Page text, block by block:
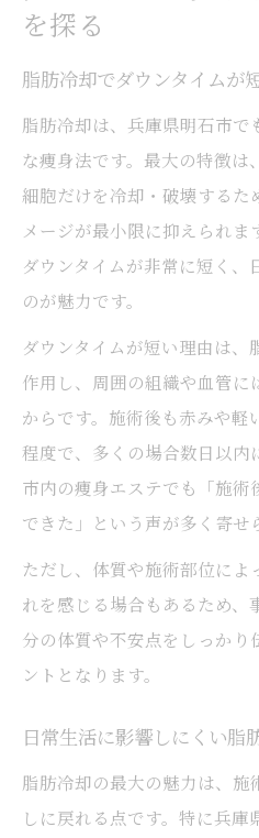
を探る
脂肪冷却でダウンタイムが
脂肪冷却は、兵庫県明石市
な痩身法です。最大の特徴は
細胞だけを冷却・破壊するた
メージが最小限に抑えられ
ダウンタイムが非常に短く、
のが魅力です。
ダウンタイムが短い理由は、
作用し、周囲の組織や血管に
からです。施術後も赤みや軽
程度で、多くの場合数日以内
市内の痩身エステでも「施
できた」という声が多く寄せ
ただし、体質や施術部位に
れを感じる場合もあるため、
分の体質や不安点をしっかり
ントとなります。
日常生活に影響しにくい脂
脂肪冷却の最大の魅力は、施
しに戻れる点です。特に兵